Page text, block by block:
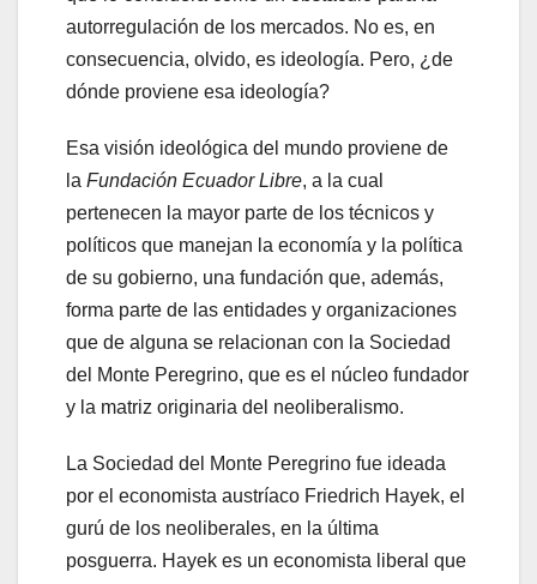
autorregulación de los mercados. No es, en
consecuencia, olvido, es ideología. Pero, ¿de
dónde proviene esa ideología?
Esa visión ideológica del mundo proviene de
la Fundación Ecuador Libre, a la cual
pertenecen la mayor parte de los técnicos y
políticos que manejan la economía y la política
de su gobierno, una fundación que, además,
forma parte de las entidades y organizaciones
que de alguna se relacionan con la Sociedad
del Monte Peregrino, que es el núcleo fundador
y la matriz originaria del neoliberalismo.
La Sociedad del Monte Peregrino fue ideada
por el economista austríaco Friedrich Hayek, el
gurú de los neoliberales, en la última
posguerra. Hayek es un economista liberal que